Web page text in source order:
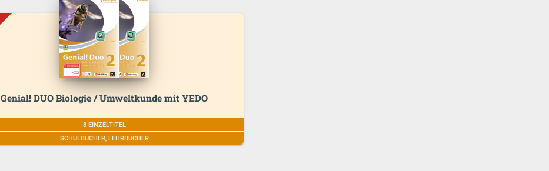
Genial! DUO Biologie / Umweltkunde mit YEDO
8 EINZELTITEL
SCHULBÜCHER, LEHRBÜCHER